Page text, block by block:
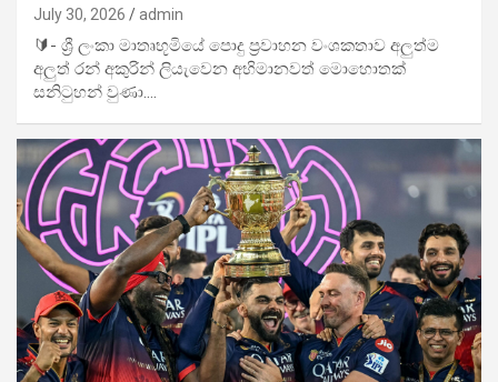
July 30, 2026 admin
🔰- ශ්‍රී ලංකා මාතෘභූමියේ පොදු ප්‍රවාහන වංශකතාව අලුත්ම
අලුත් රන් අකුරින් ලියැවෙන අභිමානවත් මොහොතක්
සනිටුහන් වුණා.…